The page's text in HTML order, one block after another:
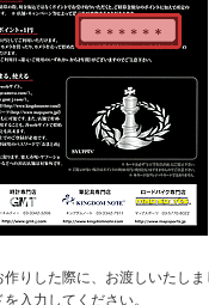
作りした際に、お渡しいたし
入力してください。